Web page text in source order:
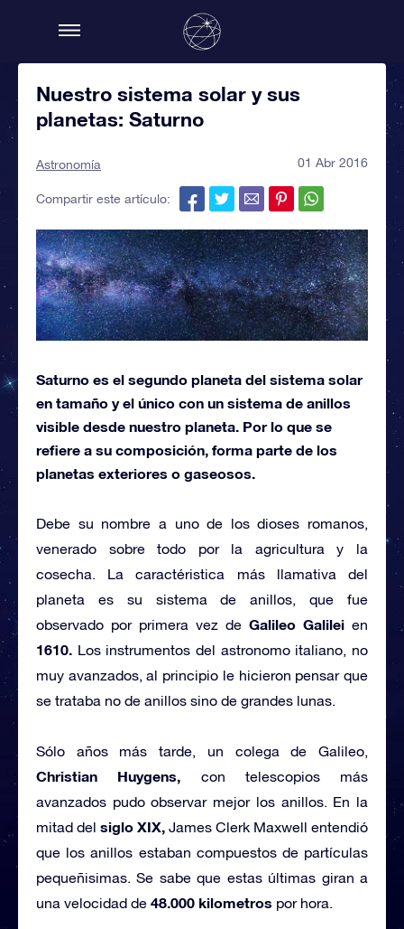
Nuestro sistema solar y sus
planetas: Saturno
Astronomía 01 Abr 2016
Compartir este artículo:
Saturno es el segundo planeta del sistema solar
en tamaño y el único con un sistema de anillos
visible desde nuestro planeta. Por lo que se
refiere a su composición, forma parte de los
planetas exteriores o gaseosos.
Debe su nombre a uno de los dioses romanos,
venerado sobre todo por la agricultura y la
cosecha. La caractéristica más llamativa del
planeta es su sistema de anillos, que fue
observado por primera vez de Galileo Galilei en
1610. Los instrumentos del astronomo italiano, no
muy avanzados, al principio le hicieron pensar que
se trataba no de anillos sino de grandes lunas.
Sólo años más tarde, un colega de Galileo,
Christian Huygens, con telescopios más
avanzados pudo observar mejor los anillos. En la
mitad del siglo XIX, James Clerk Maxwell entendió
que los anillos estaban compuestos de partículas
pequeñisimas. Se sabe que estas últimas giran a
una velocidad de 48.000 kilometros por hora.